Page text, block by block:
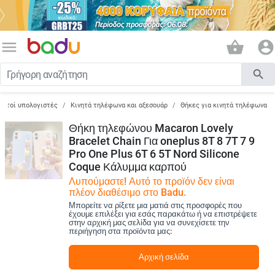
menu shopping_basket account_circle
search
υπολογιστές Κινητά τηλέφωνα και αξεσουάρ Θήκες για κινητά τηλέφωνα
Θήκη τηλεφώνου Macaron Lovely
Bracelet Chain Για oneplus 8T 8 7T 7 9
Pro One Plus 6T 6 5T Nord Silicone
Coque Κάλυμμα καρπού
Λυπούμαστε! Αυτό το προϊόν δεν είναι
πλέον διαθέσιμο στο Badu.
Μπορείτε να ρίξετε μια ματιά στις προσφορές που
έχουμε επιλέξει για εσάς παρακάτω ή να επιστρέψετε
στην αρχική μας σελίδα για να συνεχίσετε την
περιήγηση στα προϊόντα μας:
Αρχική σελίδα